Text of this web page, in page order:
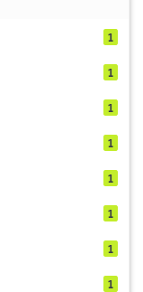
1
1
1
1
1
1
1
1